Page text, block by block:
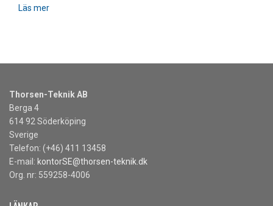
Läs mer
Thorsen-Teknik AB
Berga 4
614 92 Söderköping
Sverige
Telefon: (+46) 411 13458
E-mail: kontorSE@thorsen-teknik.dk
Org. nr: 559258-4006